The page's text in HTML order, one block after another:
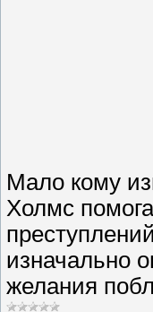
Мало кому
Холмс
изначально
желания